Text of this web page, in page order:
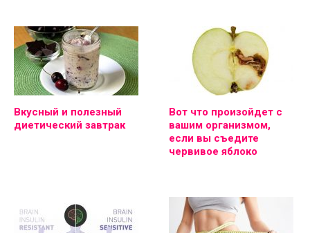
Вкусный и полезный
диетический завтрак
Вот что произойдет с
вашим организмом,
если вы съедите
червивое яблоко